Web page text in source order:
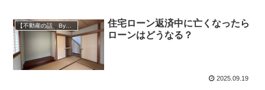
【不動産の話 By不動産コンサルタント】
住宅ローン返済中に亡くなったら
ローンはどうなる？
2025.09.19